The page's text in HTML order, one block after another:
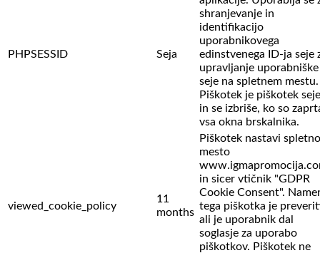
PHPSESSID Seja
shranjevanje in
identifikacijo
uporabnikovega
edinstvenega ID-ja seje
upravljanje uporabniške
seje na spletnem mestu.
Piškotek je piškotek seje
in se izbriše, ko so
vsa okna brskalnika.
viewed_cookie_policy
11
months
Piškotek nastavi spletno
mesto
in sicer vtičnik "GDPR
Cookie Consent".
tega piškotka je
ali je uporabnik dal
soglasje za uporabo
piškotkov. Piškotek ne